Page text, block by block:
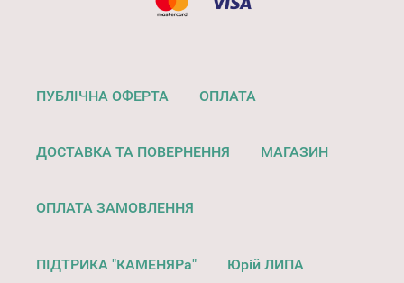
ПУБЛІЧНА ОФЕРТА ОПЛАТА
ДОСТАВКА ТА ПОВЕРНЕННЯ МАГАЗИН
ОПЛАТА ЗАМОВЛЕННЯ
ПІДТРИКА "КАМЕНЯРа" Юрій ЛИПА